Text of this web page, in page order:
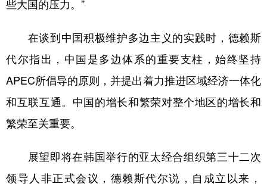
些大国的压力。”
在谈到中国积极维护多边主义的实践时，德赖斯
代尔指出，中国是多边体系的重要支柱，始终坚持
APEC所倡导的原则，并提出着力推进区域经济一体化
和互联互通。中国的增长和繁荣对整个地区的增长和
繁荣至关重要。
展望即将在韩国举行的亚太经合组织第三十二次
领导人非正式会议，德赖斯代尔说，自成立以来，